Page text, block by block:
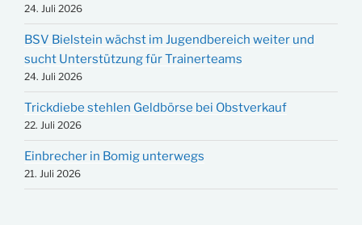
24. Juli 2026
BSV Bielstein wächst im Jugendbereich weiter und
sucht Unterstützung für Trainerteams
24. Juli 2026
Trickdiebe stehlen Geldbörse bei Obstverkauf
22. Juli 2026
Einbrecher in Bomig unterwegs
21. Juli 2026